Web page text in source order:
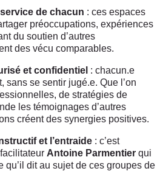
de chacun : ces espaces
préoccupations, expériences
du soutien d’autres
des vécu comparables.
et confidentiel : chacun.e
sans se sentir jugé.e. Que l’on
de stratégies de
les témoignages d’autres
créent des synergies positives.
et l’entraide : c’est
Antoine Parmentier qui
qu’il dit au sujet de ces groupes de